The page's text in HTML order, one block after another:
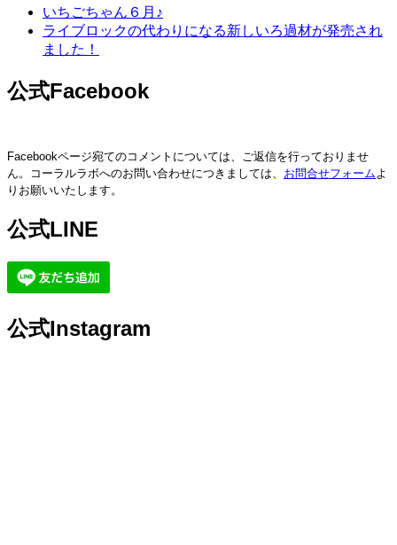
いちごちゃん６月♪
ライブロックの代わりになる新しいろ過材が発売され
ました！
公式Facebook
Facebookページ宛てのコメントについては、ご返信を行っておりませ
ん。コーラルラボへのお問い合わせにつきましては、 お問合せフォーム よ
りお願いいたします。
公式LINE
公式Instagram